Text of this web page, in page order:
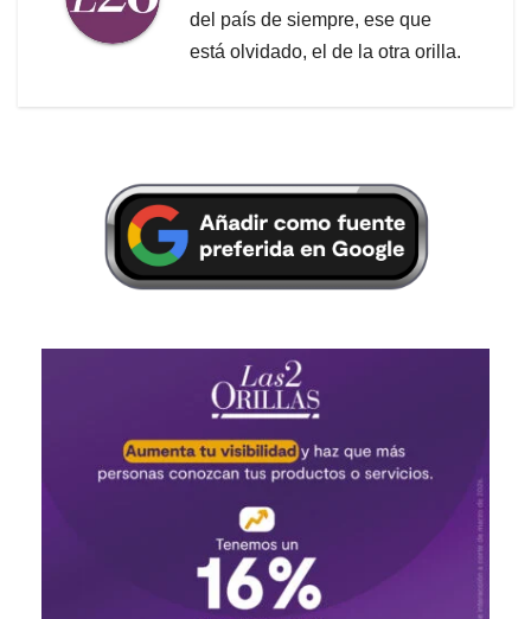
del país de siempre, ese que
está olvidado, el de la otra orilla.